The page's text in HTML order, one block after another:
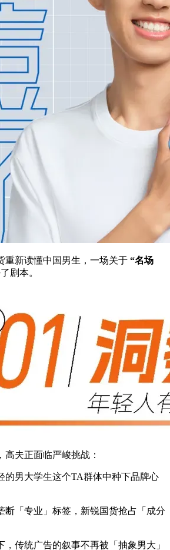
重新读懂中国男生，一场关于 “名场
剧本。
夫正面临严峻挑战：
的男大学生这个TA群体中种下品牌心
断「专业」标签，新锐国货抢占「成分
，传统广告的叙事不再被「抽象男大」